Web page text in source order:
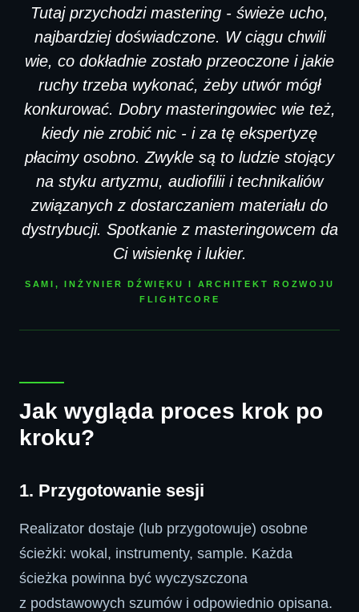
Tutaj przychodzi mastering - świeże ucho,
najbardziej doświadczone. W ciągu chwili
wie, co dokładnie zostało przeoczone i jakie
ruchy trzeba wykonać, żeby utwór mógł
konkurować. Dobry masteringowiec wie też,
kiedy nie zrobić nic - i za tę ekspertyzę
płacimy osobno. Zwykle są to ludzie stojący
na styku artyzmu, audiofilii i technikaliów
związanych z dostarczaniem materiału do
dystrybucji. Spotkanie z masteringowcem da
Ci wisienkę i lukier.
SAMI, INŻYNIER DŹWIĘKU I ARCHITEKT ROZWOJU
FLIGHTCORE
Jak wygląda proces krok po
kroku?
1. Przygotowanie sesji
Realizator dostaje (lub przygotowuje) osobne
ścieżki: wokal, instrumenty, sample. Każda
ścieżka powinna być wyczyszczona
z podstawowych szumów i odpowiednio opisana.